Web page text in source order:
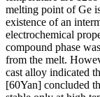
melting point of Ge
existence of an
electrochemical
compound phase
from the melt.
cast alloy indicated
[60Yan] concluded